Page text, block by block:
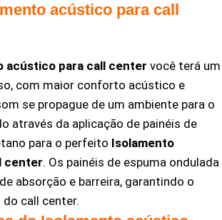
acústico para call
acústico para call center você terá um
com maior conforto acústico e
se propague de um ambiente para o
através da aplicação de painéis de
para o perfeito Isolamento
center. Os painéis de espuma ondulada
absorção e barreira, garantindo o
call center.